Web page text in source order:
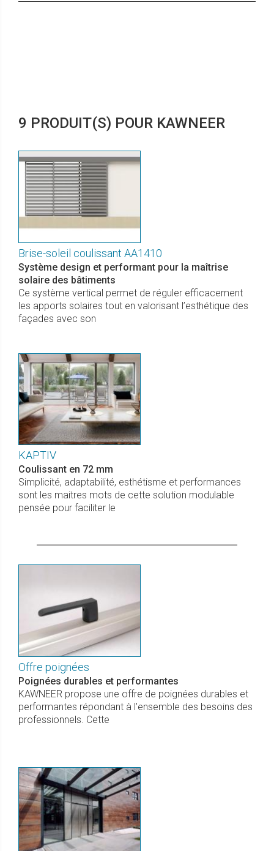
9 PRODUIT(S) POUR KAWNEER
Brise-soleil coulissant AA1410
Système design et performant pour la maîtrise
solaire des bâtiments
Ce système vertical permet de réguler efficacement
les apports solaires tout en valorisant l’esthétique des
façades avec son
KAPTIV
Coulissant en 72 mm
Simplicité, adaptabilité, esthétisme et performances
sont les maitres mots de cette solution modulable
pensée pour faciliter le
Offre poignées
Poignées durables et performantes
KAWNEER propose une offre de poignées durables et
performantes répondant à l’ensemble des besoins des
professionnels. Cette